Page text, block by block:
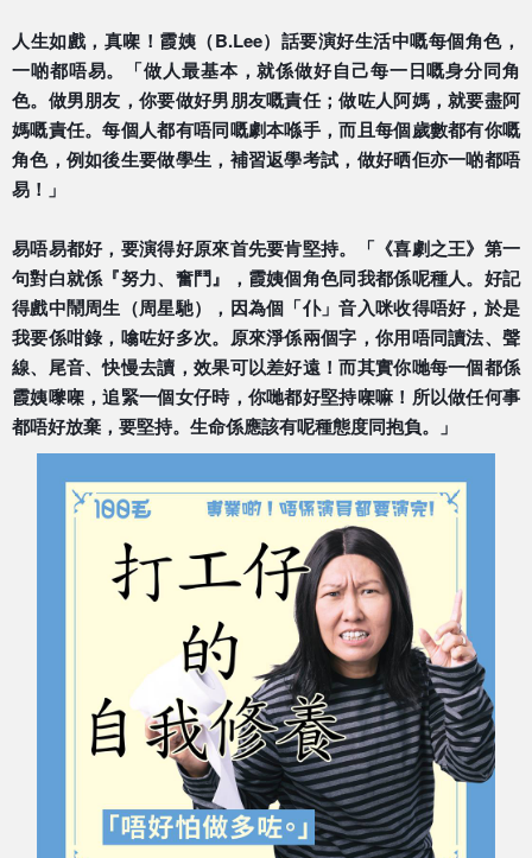
人生如戲，真㗎！霞姨（B.Lee）話要演好生活中嘅每個角色，
一啲都唔易。「做人最基本，就係做好自己每一日嘅身分同角
色。做男朋友，你要做好男朋友嘅責任；做咗人阿媽，就要盡阿
媽嘅責任。每個人都有唔同嘅劇本喺手，而且每個歲數都有你嘅
角色，例如後生要做學生，補習返學考試，做好晒佢亦一啲都唔
易！」
易唔易都好，要演得好原來首先要肯堅持。「《喜劇之王》 第一
句對白就係『努力、奮鬥』，霞姨個角色同我都係呢種人。好記
得戲中鬧周生（周星馳），因為個「仆」音入咪收得唔好，於是
我要係咁錄，噏咗好多次。原來淨係兩個字， 你用唔同讀法、聲
線、尾音、快慢去讀，效果可以差好遠！而其實你哋每一個都係
霞姨嚟㗎，追緊一個女仔時，你哋都好堅持㗎嘛！所以做任何事
都唔好放棄，要堅持。生命係應該有呢種態度同抱負。」